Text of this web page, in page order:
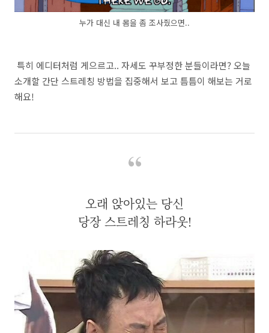
누가 대신 내 몸을 좀 조사줬으면..
특히 에디터처럼 게으르고.. 자세도 꾸부정한 분들이라면? 오늘
소개할 간단 스트레칭 방법을 집중해서 보고 틈틈이 해보는 거로
해요!
오래 앉아있는 당신
당장 스트레칭 하라웃!